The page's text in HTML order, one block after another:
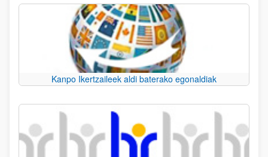
Kanpo Ikertzaileek aldi baterako egonaldiak